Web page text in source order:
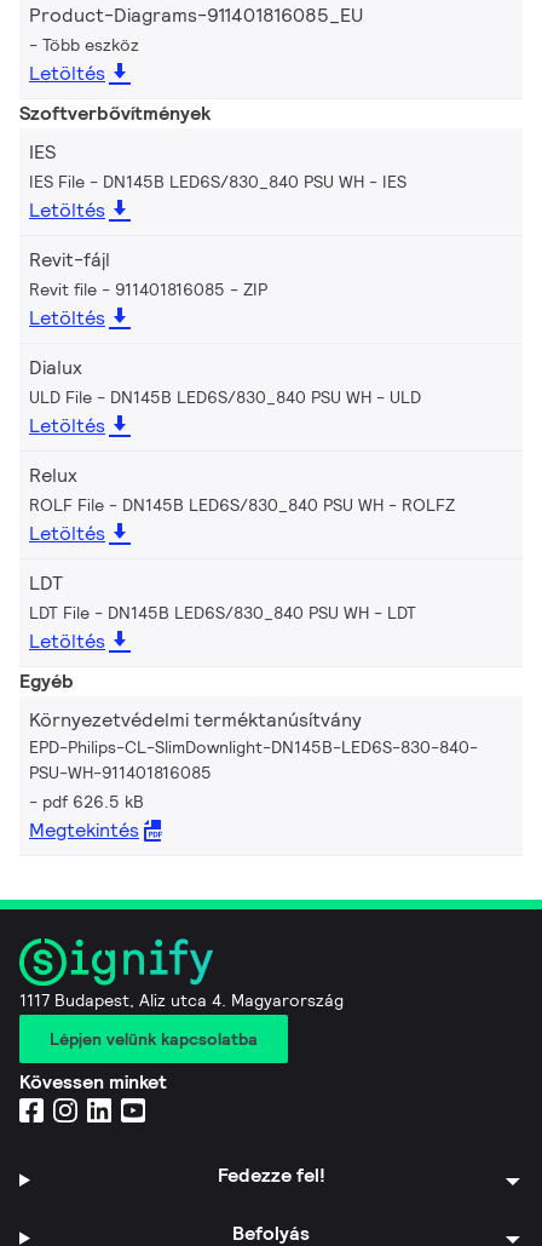
Product-Diagrams-911401816085_EU
Több eszköz
Letöltés
Szoftverbővítmények
IES
IES File - DN145B LED6S/830_840 PSU WH IES
Letöltés
Revit-fájl
Revit file - 911401816085 ZIP
Letöltés
Dialux
ULD File - DN145B LED6S/830_840 PSU WH ULD
Letöltés
Relux
ROLF File - DN145B LED6S/830_840 PSU WH ROLFZ
Letöltés
LDT
LDT File - DN145B LED6S/830_840 PSU WH LDT
Letöltés
Egyéb
Környezetvédelmi terméktanúsítvány
EPD-Philips-CL-SlimDownlight-DN145B-LED6S-830-840-
PSU-WH-911401816085
pdf 626.5 kB
Megtekintés
1117 Budapest, Aliz utca 4. Magyarország
Lépjen velünk kapcsolatba
Kövessen minket
Fedezze fel!
Befolyás